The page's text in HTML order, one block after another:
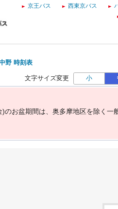
京王バス 西東京バス
野 時刻表
文字サイズ変更 小
)のお盆期間は 奥多摩地区を除 く 一